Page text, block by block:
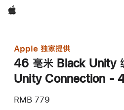
Apple
Apple 独家提供
46 毫米 Black Unity
Unity Connection -
RMB 779